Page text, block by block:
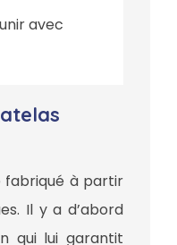
avec
fabriqué à partir
Il y a d’abord
qui lui garantit